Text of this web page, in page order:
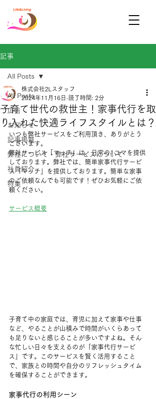
記事
All Posts
広告
お知らせ
記事掲載
弊社について・弊社サービスについて
社員紹介
特集
All Posts
子育て世代の救世主！家事代行を取
り入れた快適ライフスタイルとは？
株式会社2Lスタッフ
2024年11月16日 読了時間: 2分
いつも弊社サービスをご利用頂き、ありがとう
ございます。
弊社サービス「マッチ」は、日常の1コマを提供
しております。弊社では、簡単家事代行サービ
ス「マッチ」を提供しております。簡単な家事
のご依頼なんでも可能です！ぜひお気軽にご依
頼ください。
サービス概要
子育て中の家庭では、育児に加えて家事や仕事
など、やることが山積みで時間がいくらあって
も足りないと感じることが多いですよね。そん
な忙しい日々を支えるのが「家事代行サービ
ス」です。このサービスを賢く活用すること
で、家族との時間や自分のリフレッシュタイム
を確保することができます。
家事代行の利用シーン